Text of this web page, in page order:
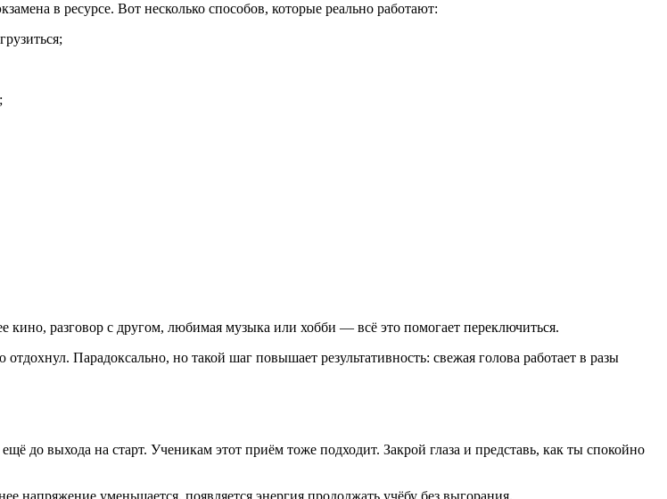
в ресурсе. Вот несколько способов, которые реально работают:
разговор с другом, любимая музыка или хобби — всё это помогает переключиться.
Парадоксально, но такой шаг повышает результативность: свежая голова работает в разы
до выхода на старт. Ученикам этот приём тоже подходит. Закрой глаза и представь, как ты спокойно
напряжение уменьшается, появляется энергия продолжать учёбу без выгорания.